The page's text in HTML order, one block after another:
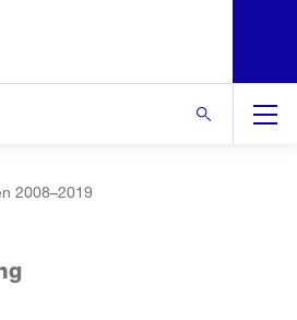
2008–2019